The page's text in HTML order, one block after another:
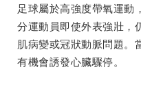
足球屬於高強度帶氧運動
分運動員即使外表強壯，
肌病變或冠狀動脈問題。
有機會誘發心臟驟停。